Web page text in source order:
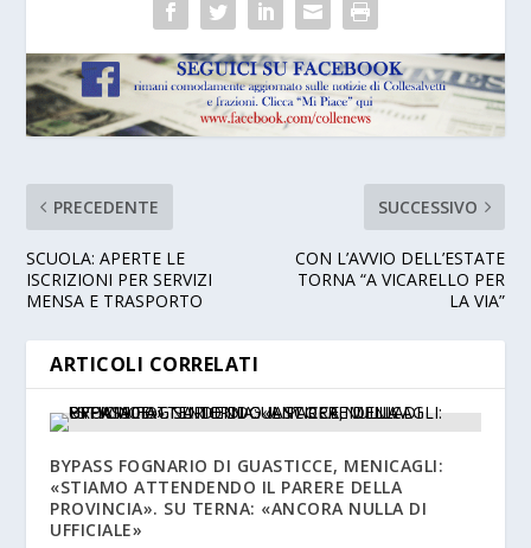
PRECEDENTE
SCUOLA: APERTE LE
ISCRIZIONI PER SERVIZI
MENSA E TRASPORTO
SUCCESSIVO
CON L’AVVIO DELL’ESTATE
TORNA “A VICARELLO PER
LA VIA”
ARTICOLI CORRELATI
BYPASS FOGNARIO DI GUASTICCE, MENICAGLI:
«STIAMO ATTENDENDO IL PARERE DELLA
PROVINCIA». SU TERNA: «ANCORA NULLA DI
UFFICIALE»